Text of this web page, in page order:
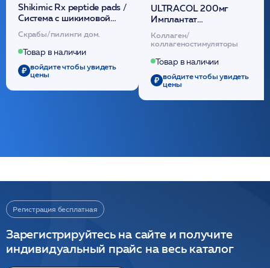
Shikimic Rx peptide pads /
Cистема с шикимовой
кислотой обновляющая
(30шт) /HP
Скрабы/пилинги дом.
Товар в наличии
войдите чтобы увидеть
цены
ULTRACOL 200мг
Имплантат
внутридермальный,
стерильный на основе
полидиоксанона
/ULTRACOL
Коллаген/
коллагеностимуляторы
Товар в наличии
войдите чтобы увидеть
цены
Регистрация бесплатная
Зарегистрируйтесь на сайте и получите
индивидуальный прайс на весь каталог